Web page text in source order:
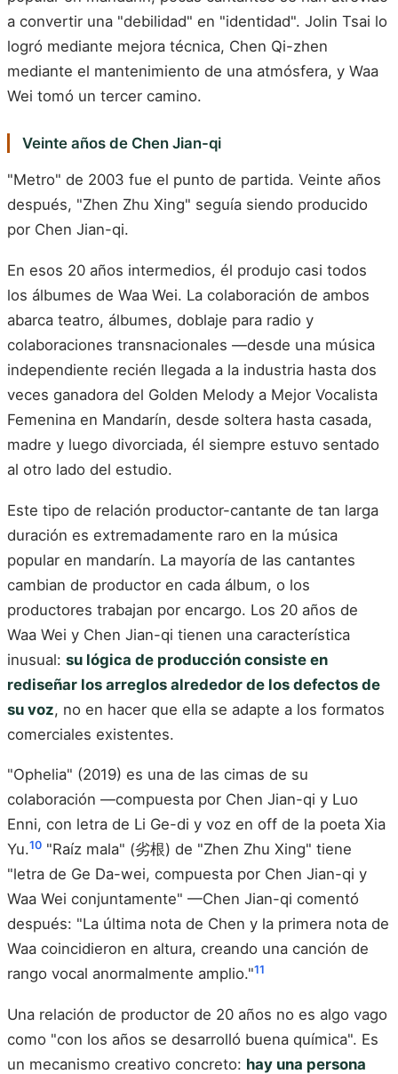
a convertir una "debilidad" en "identidad". Jolin Tsai lo
logró mediante mejora técnica, Chen Qi-zhen
mediante el mantenimiento de una atmósfera, y Waa
Wei tomó un tercer camino.
Veinte años de Chen Jian-qi
"Metro" de 2003 fue el punto de partida. Veinte años
después, "Zhen Zhu Xing" seguía siendo producido
por Chen Jian-qi.
En esos 20 años intermedios, él produjo casi todos
los álbumes de Waa Wei. La colaboración de ambos
abarca teatro, álbumes, doblaje para radio y
colaboraciones transnacionales —desde una música
independiente recién llegada a la industria hasta dos
veces ganadora del Golden Melody a Mejor Vocalista
Femenina en Mandarín, desde soltera hasta casada,
madre y luego divorciada, él siempre estuvo sentado
al otro lado del estudio.
Este tipo de relación productor-cantante de tan larga
duración es extremadamente raro en la música
popular en mandarín. La mayoría de las cantantes
cambian de productor en cada álbum, o los
productores trabajan por encargo. Los 20 años de
Waa Wei y Chen Jian-qi tienen una característica
inusual: su lógica de producción consiste en
rediseñar los arreglos alrededor de los defectos de
su voz, no en hacer que ella se adapte a los formatos
comerciales existentes.
"Ophelia" (2019) es una de las cimas de su
colaboración —compuesta por Chen Jian-qi y Luo
Enni, con letra de Li Ge-di y voz en off de la poeta Xia
Yu.10 "Raíz mala" (劣根) de "Zhen Zhu Xing" tiene
"letra de Ge Da-wei, compuesta por Chen Jian-qi y
Waa Wei conjuntamente" —Chen Jian-qi comentó
después: "La última nota de Chen y la primera nota de
Waa coincidieron en altura, creando una canción de
rango vocal anormalmente amplio."11
Una relación de productor de 20 años no es algo vago
como "con los años se desarrolló buena química". Es
un mecanismo creativo concreto: hay una persona